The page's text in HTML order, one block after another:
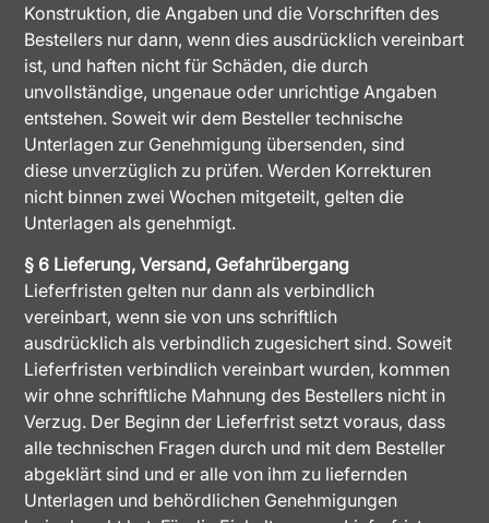
Konstruktion, die Angaben und die Vorschriften des
Bestellers nur dann, wenn dies ausdrücklich vereinbart
ist, und haften nicht für Schäden, die durch
unvollständige, ungenaue oder unrichtige Angaben
entstehen. Soweit wir dem Besteller technische
Unterlagen zur Genehmigung übersenden, sind
diese unverzüglich zu prüfen. Werden Korrekturen
nicht binnen zwei Wochen mitgeteilt, gelten die
Unterlagen als genehmigt.
§ 6 Lieferung, Versand, Gefahrübergang
Lieferfristen gelten nur dann als verbindlich
vereinbart, wenn sie von uns schriftlich
ausdrücklich als verbindlich zugesichert sind. Soweit
Lieferfristen verbindlich vereinbart wurden, kommen
wir ohne schriftliche Mahnung des Bestellers nicht in
Verzug. Der Beginn der Lieferfrist setzt voraus, dass
alle technischen Fragen durch und mit dem Besteller
abgeklärt sind und er alle von ihm zu liefernden
Unterlagen und behördlichen Genehmigungen